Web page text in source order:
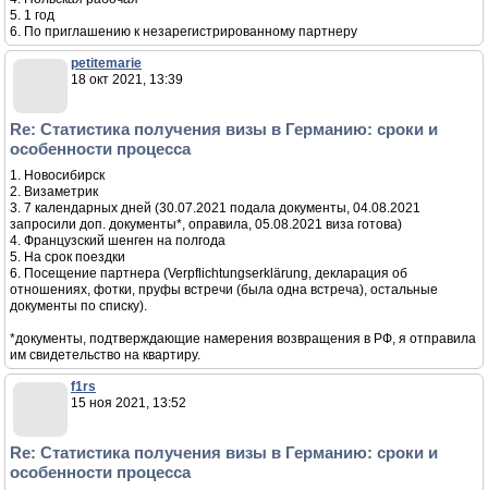
5. 1 год
6. По приглашению к незарегистрированному партнеру
petitemarie
18 окт 2021, 13:39
Re: Статистика получения визы в Германию: сроки и
особенности процесса
1. Новосибирск
2. Визаметрик
3. 7 календарных дней (30.07.2021 подала документы, 04.08.2021
запросили доп. документы*, оправила, 05.08.2021 виза готова)
4. Французский шенген на полгода
5. На срок поездки
6. Посещение партнера (Verpflichtungserklärung, декларация об
отношениях, фотки, пруфы встречи (была одна встреча), остальные
документы по списку).
*документы, подтверждающие намерения возвращения в РФ, я отправила
им свидетельство на квартиру.
f1rs
15 ноя 2021, 13:52
Re: Статистика получения визы в Германию: сроки и
особенности процесса